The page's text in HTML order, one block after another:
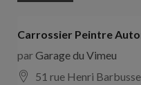
Carrossier Peintre
parGarage du Vimeu
51 rue Henri